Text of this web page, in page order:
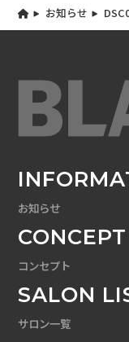
お知らせ
お知らせ
CONCEPT
コンセプト
SALON
サロン一覧